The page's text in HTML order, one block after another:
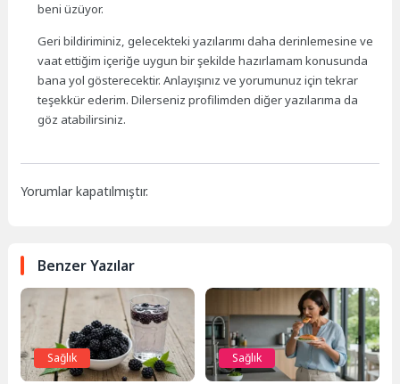
beni üzüyor.
Geri bildiriminiz, gelecekteki yazılarımı daha derinlemesine ve
vaat ettiğim içeriğe uygun bir şekilde hazırlamam konusunda
bana yol gösterecektir. Anlayışınız ve yorumunuz için tekrar
teşekkür ederim. Dilerseniz profilimden diğer yazılarıma da
göz atabilirsiniz.
Yorumlar kapatılmıştır.
Benzer Yazılar
Sağlık Sağlık